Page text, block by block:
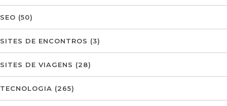
SEO (50)
SITES DE ENCONTROS (3)
SITES DE VIAGENS (28)
TECNOLOGIA (265)